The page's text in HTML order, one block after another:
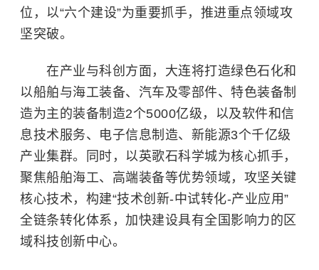
位，以“六个建设”为重要抓手，推进重点领域攻
坚突破。
在产业与科创方面，大连将打造绿色石化和
以船舶与海工装备、汽车及零部件、特色装备制
造为主的装备制造2个5000亿级，以及软件和信
息技术服务、电子信息制造、新能源3个千亿级
产业集群。同时，以英歌石科学城为核心抓手，
聚焦船舶海工、高端装备等优势领域，攻坚关键
核心技术，构建“技术创新-中试转化-产业应用”
全链条转化体系，加快建设具有全国影响力的区
域科技创新中心。